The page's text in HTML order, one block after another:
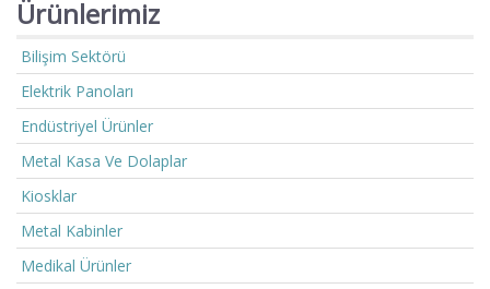
Ürünlerimiz
Bilişim Sektörü
Elektrik Panoları
Endüstriyel Ürünler
Metal Kasa Ve Dolaplar
Kiosklar
Metal Kabinler
Medikal Ürünler